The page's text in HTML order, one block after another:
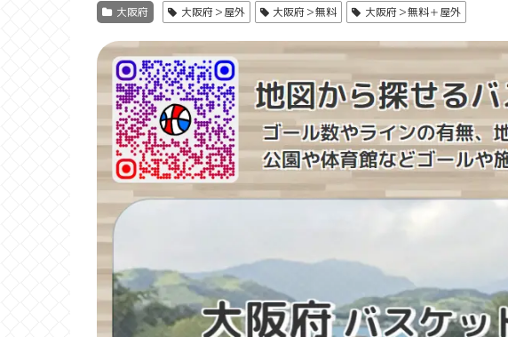
大阪府 大阪府＞屋外 大阪府＞無料 大阪府＞無料＋屋外